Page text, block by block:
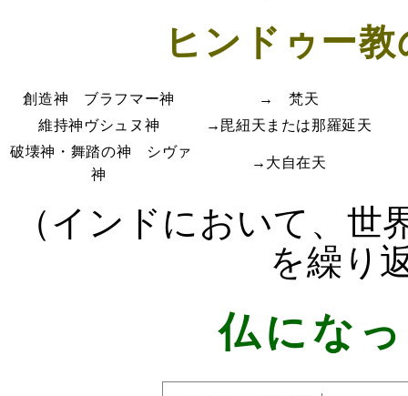
ヒンドゥー
創造神 ブラフマー神
→ 梵天
維持神ヴシュヌ神
→毘紐天または那羅延天
破壊神・舞踏の神 シヴァ
神
→大自在天
（インドにおいて、世
を繰り
仏にな